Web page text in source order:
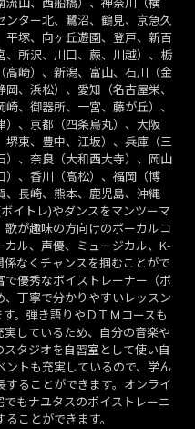
ター北、鷺沼、鶴見、京急久
塚、向ヶ丘遊園、登戸、新百
所沢、川口、蕨、川越）、栃
崎）、新潟、富山、石川（金
、浜松）、愛知（名古屋栄、
、御器所、一宮、藤が丘）、
、京都（四条烏丸）、大阪
堺東、豊中、江坂）、兵庫（三
）、奈良（大和西大寺）、岡山
）、香川（高松）、福岡（博
、長崎、熊本、鹿児島、沖縄
イトレ)やダンスをマンツーマ
が趣味の方向けのボーカルコ
ル、声優、ミュージカル、K-
なくチャンスを掴むことがで
優秀なボイストレーナー（ボ
丁寧で分かりやすいレッスン
。弾き語りやＤＴＭコースも
しているため、自分の音楽や
タジオを自習室として使い自
トも充実しているので、学ん
ることができます。オンライ
もナユタスのボイストレーニ
ことができます。